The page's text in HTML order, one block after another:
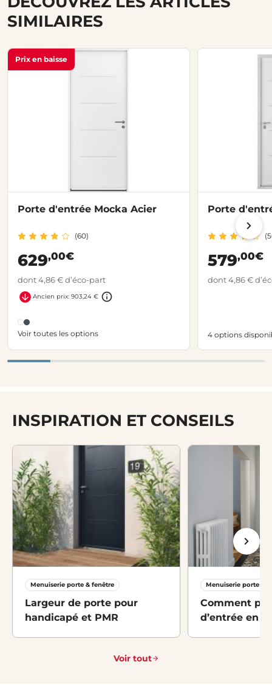
SIMILAIRES
Prix en baisse
Porte d'entrée Mocka Acier
(60)
629,00€
dont 4,86 € d’éco-part
Ancien prix: 903,24 €
Voir toutes les options
Porte
579,00€
dont 4,86 €
4 options
INSPIRATION ET CONSEILS
Menuiserie porte & fenêtre
Largeur de porte pour
handicapé et PMR
Menuiserie porte &
Comment
d’entrée en
Voir tout